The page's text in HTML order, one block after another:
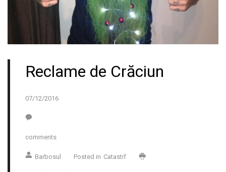
Reclame de Crăciun
07/12/2016
comments
Barbosul Posted in Catastif